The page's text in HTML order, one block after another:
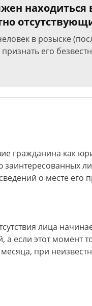
находиться
в розыске
его
гражданина как
заинтересованных
о месте его
лица
а если этот момент
при